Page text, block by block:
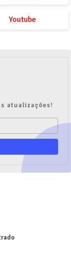
Youtube
atualizações!